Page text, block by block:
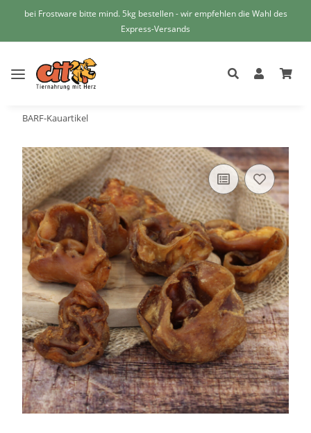
bei Frostware bitte mind. 5kg bestellen - wir empfehlen die Wahl des
Express-Versands
BARF-Kauartikel